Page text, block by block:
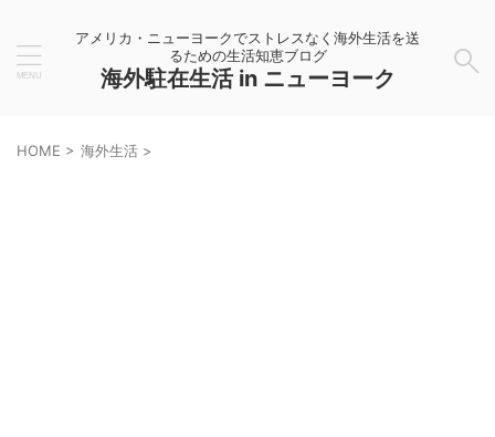
アメリカ・ニューヨークでストレスなく海外生活を送
るための生活知恵ブログ
海外駐在生活 in ニューヨーク
HOME > 海外生活 >